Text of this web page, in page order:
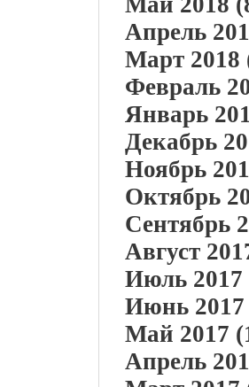
Апрель
Март 2018
Февраль
Январь
Декабрь
Ноябрь
Октябрь
Сентябрь
Август
Июль 2017
Июнь 2017
Май 2017
Апрель